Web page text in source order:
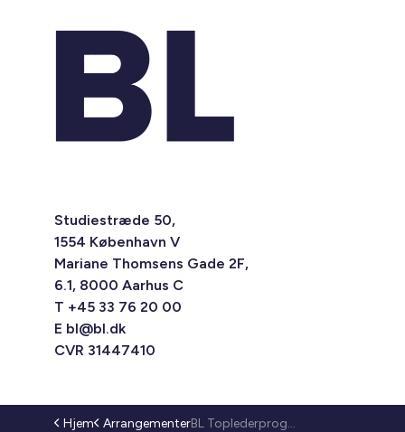
Studiestræde 50,
1554 København V
Mariane Thomsens Gade 2F,
6.1, 8000 Aarhus C
T +45 33 76 20 00
E bl@bl.dk
CVR 31447410
Hjem Arrangementer BL Toplederprogram 2026 - interesseliste (25-226)